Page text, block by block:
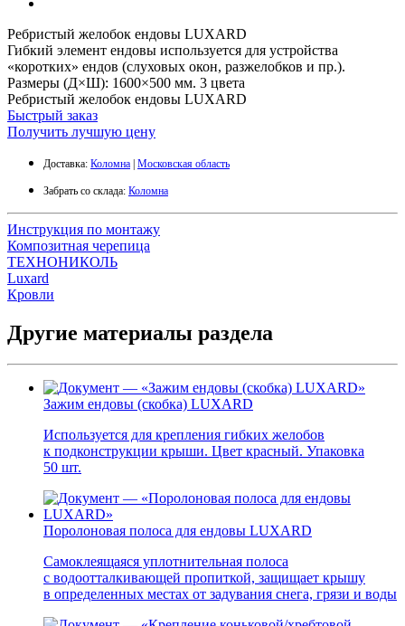
Ребристый желобок ендовы LUXARD
Гибкий элемент ендовы используется для устройства
«коротких» ендов (слуховых окон, разжелобков и пр.).
Размеры (Д×Ш): 1600×500 мм. 3 цвета
Ребристый желобок ендовы LUXARD
Быстрый заказ
Получить лучшую цену
Доставка: Коломна Московская область
Забрать со склада: Коломна
Инструкция по монтажу
Композитная черепица
ТЕХНОНИКОЛЬ
Luxard
Кровли
Другие материалы раздела
Зажим ендовы (скобка) LUXARD
Используется для крепления гибких желобов
к подконструкции крыши. Цвет красный. Упаковка
50 шт.
Поролоновая полоса для ендовы LUXARD
Самоклеящаяся уплотнительная полоса
с водоотталкивающей пропиткой, защищает крышу
в определенных местах от задувания снега, грязи и воды